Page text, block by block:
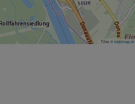
Tiles ©basemap.at